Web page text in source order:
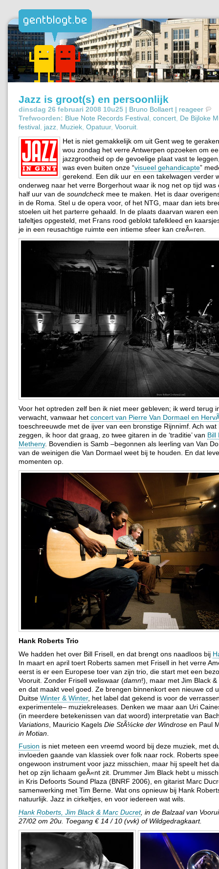
Jazz is groot(s) en persoonlijk
dinsdag 26 februari 2008 10u25 | Bruno Bollaert | reageer
Trefwoorden: Blue Note Records Festival concert De Bijloke
festival jazz Muziek Opatuur, Vooruit
Het is niet gemakkelijk om uit Gent weg te
wou zondag het verre Antwerpen opzoeken om
jazzgrootheid op de gevoelige plaat vast te
was even buiten onze “visueel gehandicapte”
gerekend. Een dik uur en een takelwagen verder
onderweg naar het verre Borgerhout waar ik nog net op tijd was
half uur van de soundcheckmee te maken. Het is daar
in de Roma. Stel u de opera voor, of het NTG, maar dan iets
stoelen uit het parterre gehaald. In de plaats daarvan waren
tafeltjes opgesteld, met Frans rood geblokt tafelkleed en
je in een reusachtige ruimte een intieme sfeer kan creÃ«ren.
Voor het optreden zelf ben ik niet meer gebleven; ik werd terug
verwacht, vanwaar het concert van Pierre Van Dormael en
toeschreeuwde met de ijver van een bronstige Rijnnimf. Ach wat
zeggen, ik hoor dat graag, zo twee gitaren in de ‘traditie’ van Bill
Metheny. Bovendien is Samb –begonnen als leerling van Van
van de weinigen die Van Dormael weet bij te houden. En dat
momenten op.
Hank Roberts Trio
We hadden het over Bill Frisell, en dat brengt ons naadloos bij
In maart en april toert Roberts samen met Frisell in het verre
eerst is er een Europese toer van zijn trio, die start met een
Vooruit. Zonder Frisell weliswaar (damn!), maar met Jim Black
en dat maakt veel goed. Ze brengen binnenkort een nieuwe cd
Duitse Winter & Winter, het label dat gekend is voor de
experimentele– muziekreleases. Denken we maar aan Uri
(in meerdere betekenissen van dat woord) interpretatie van
Variations , Mauricio Kagels Die StÃ¼cke der Windrose en Paul
in Motian
Fusion is niet meteen een vreemd woord bij deze muziek, met
invloeden gaande van klassiek over folk naar rock. Roberts
ongewoon instrument voor jazz misschien, maar hij speelt het
het op zijn lichaam geÃ«nt zit. Drummer Jim Black hebt u
in Kris Defoorts Sound Plaza (BNRF 2006), en gitarist Marc
samenwerking met Tim Berne. Wat ons opnieuw bij Hank
natuurlijk. Jazz in cirkeltjes, en voor iedereen wat wils.
Hank Roberts, Jim Black & Marc Ducret, in de Balzaal van
27/02 om 20u. Toegang € 14 / 10 (vvk) of Wildgedragkaart.